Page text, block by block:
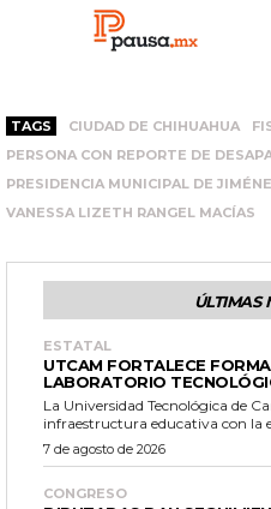
TAGS CIUDAD DE CHIHUAHUA
PERSONA CON REPORTE DE
PRESIDENCIA MUNICIPAL DE
VANESSA LIZETH RANGEL MACÍAS
ÚLTIMAS
ESTATAL
UTCAM FORTALECE
LABORATORIO
La Universidad Tecnológica de
infraestructura educativa con la
7 de agosto de 2026
CONGRESO